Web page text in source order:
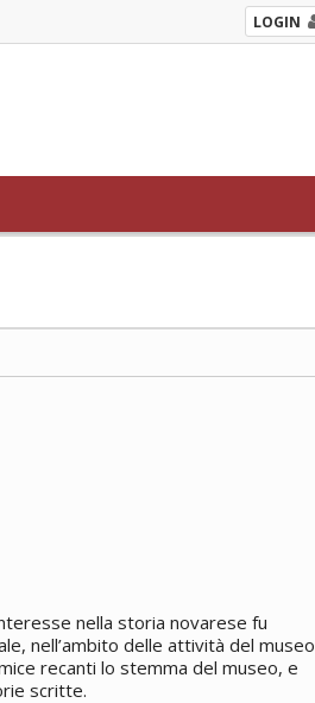
LOGIN
nella storia novarese fu
nell’ambito delle attività del museo
recanti lo stemma del museo, e
scritte.